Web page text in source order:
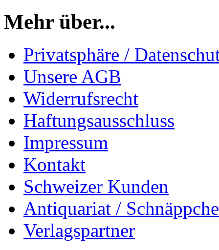
Mehr über...
Privatsphäre /
Unsere AGB
Widerrufsrecht
Haftungsausschluss
Impressum
Kontakt
Schweizer Kunden
Antiquariat /
Verlagspartner